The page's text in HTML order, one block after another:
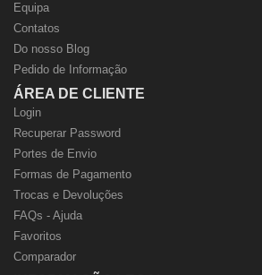
Equipa
Contatos
Do nosso Blog
Pedido de Informação
ÁREA DE CLIENTE
Login
Recuperar Password
Portes de Envio
Formas de Pagamento
Trocas e Devoluções
FAQs - Ajuda
Favoritos
Comparador